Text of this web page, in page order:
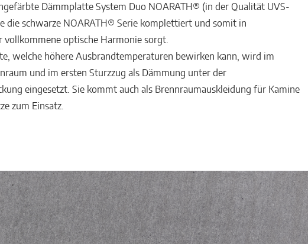
Dämmplatte System Duo NOARATH® (in der Qualität UVS-
die schwarze NOARATH® Serie komplettiert und somit in
vollkommene optische Harmonie sorgt.
welche höhere Ausbrandtemperaturen bewirken kann, wird im
und im ersten Sturzzug als Dämmung unter der
eingesetzt. Sie kommt auch als Brennraumauskleidung für Kamine
zum Einsatz.